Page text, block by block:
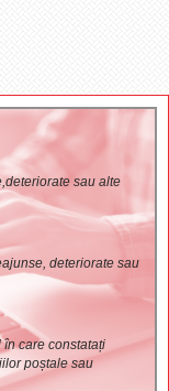
sau alte
deteriorate sau
care constatați
poștale sau